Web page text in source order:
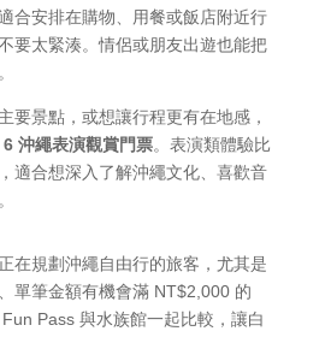
合安排在購物、用餐或飯店附近行
要太緊湊。情侶或朋友出遊也能把
要景點，或想讓行程更有在地感，
沖繩表演觀賞門票。表演類體驗比
適合想深入了解沖繩文化、喜歡音
在規劃沖繩自由行的旅客，尤其是
單筆金額有機會滿 NT$2,000 的
Pass 與水族館一起比較，讓白